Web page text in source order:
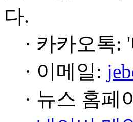
다.
· 카카오톡:
· 이메일:
· 뉴스 홈페